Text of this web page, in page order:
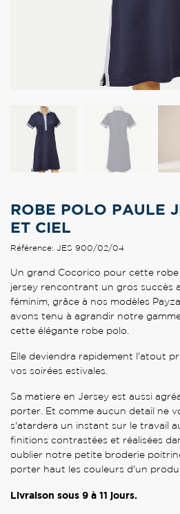
ROBE POLO PAULE
ET CIEL
Référence: JES 900/02/04
Un grand Cocorico pour cette robe
jersey rencontrant un gros succès
féminim, grâce à nos modèles
avons tenu à agrandir notre
cette élégante robe polo.
Elle deviendra rapidement l'atout
vos soirées estivales.
Sa matiere en Jersey est aussi
porter. Et comme aucun detail ne
s'atardera un instant sur le travail
finitions contrastées et réalisées
oublier notre petite broderie
porter haut les couleurs d'un
Livraison sous 9 à 11 jours.